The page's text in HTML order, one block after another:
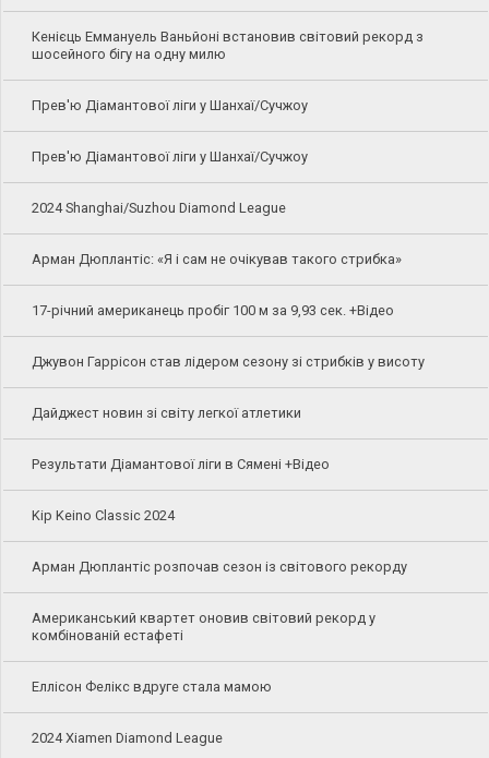
Кенієць Еммануель Ваньйоні встановив світовий рекорд з
шосейного бігу на одну милю
Прев'ю Діамантової ліги у Шанхаї/Сучжоу
Прев'ю Діамантової ліги у Шанхаї/Сучжоу
2024 Shanghai/Suzhou Diamond League
Арман Дюплантіс: «Я і сам не очікував такого стрибка»
17-річний американець пробіг 100 м за 9,93 сек. +Відео
Джувон Гаррісон став лідером сезону зі стрибків у висоту
Дайджест новин зі світу легкої атлетики
Результати Діамантової ліги в Сямені +Відео
Kip Keino Classic 2024
Арман Дюплантіс розпочав сезон із світового рекорду
Американський квартет оновив світовий рекорд у
комбінованій естафеті
Еллісон Фелікс вдруге стала мамою
2024 Xiamen Diamond League